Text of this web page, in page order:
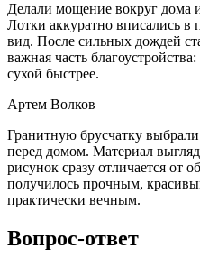
Делали мощение вокруг дома
Лотки аккуратно вписались
вид. После сильных дождей
важная часть
сухой быстрее.
Артем Волков
Гранитную брусчатку
перед домом. Материал
рисунок сразу отличается от
получилось прочным,
практически вечным.
Вопрос-ответ